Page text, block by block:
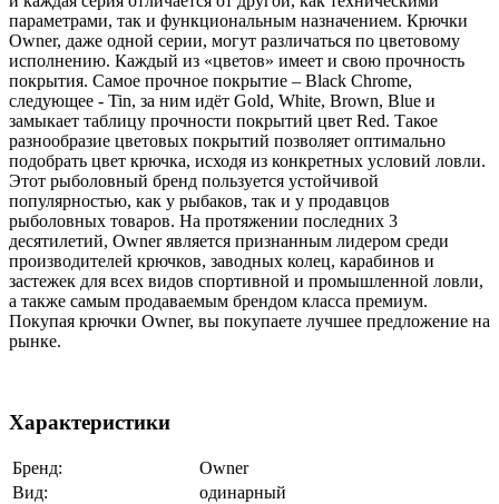
параметрами, так и функциональным назначением. Крючки
Owner, даже одной серии, могут различаться по цветовому
исполнению. Каждый из «цветов» имеет и свою прочность
покрытия. Самое прочное покрытие – Black Chrome,
следующее - Tin, за ним идёт Gold, White, Brown, Blue и
замыкает таблицу прочности покрытий цвет Red. Такое
разнообразие цветовых покрытий позволяет оптимально
подобрать цвет крючка, исходя из конкретных условий ловли.
Этот рыболовный бренд пользуется устойчивой
популярностью, как у рыбаков, так и у продавцов
рыболовных товаров. На протяжении последних 3
десятилетий, Owner является признанным лидером среди
производителей крючков, заводных колец, карабинов и
застежек для всех видов спортивной и промышленной ловли,
а также самым продаваемым брендом класса премиум.
Покупая крючки Owner, вы покупаете лучшее предложение на
рынке.
Характеристики
Бренд:
Owner
Вид:
одинарный